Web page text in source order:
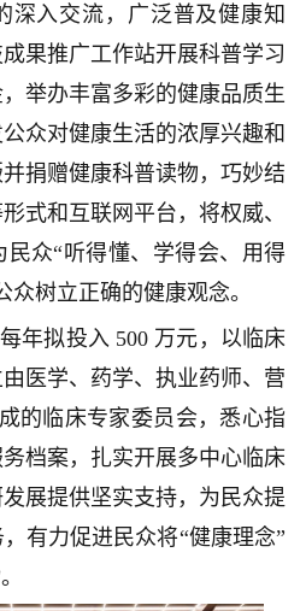
深入交流，广泛普及健康知
果推广工作站开展科普学习
举办丰富多彩的健康品质生
众对健康生活的浓厚兴趣和
捐赠健康科普读物，巧妙结
式和互联网平台，将权威、
众“听得懂、学得会、用得
众树立正确的健康观念。
年拟投入 500 万元，以临床
医学、药学、执业药师、营
的临床专家委员会，悉心指
档案，扎实开展多中心临床
展提供坚实支持，为民众提
有力促进民众将“健康理念”